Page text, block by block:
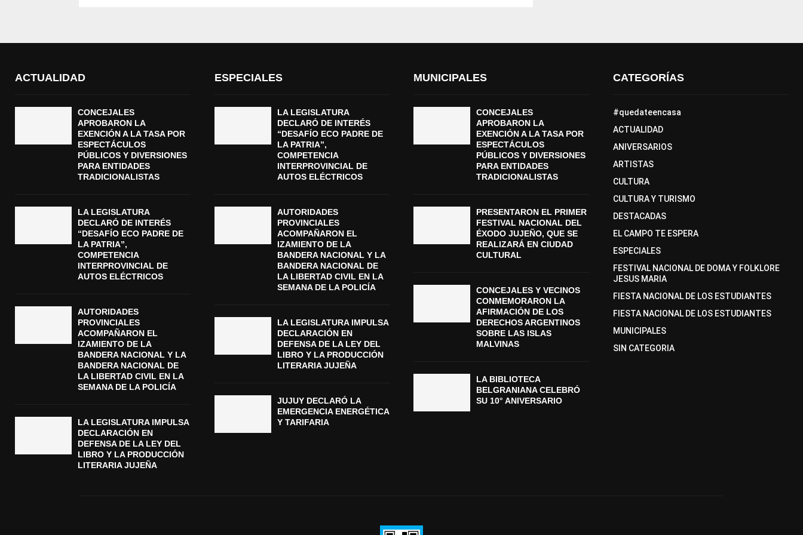
ACTUALIDAD
CONCEJALES
APROBARON LA
EXENCIÓN A LA TASA POR
ESPECTÁCULOS
PÚBLICOS Y DIVERSIONES
PARA ENTIDADES
TRADICIONALISTAS
LA LEGISLATURA
DECLARÓ DE INTERÉS
“DESAFÍO ECO PADRE DE
LA PATRIA”,
COMPETENCIA
INTERPROVINCIAL DE
AUTOS ELÉCTRICOS
AUTORIDADES
PROVINCIALES
ACOMPAÑARON EL
IZAMIENTO DE LA
BANDERA NACIONAL Y LA
BANDERA NACIONAL DE
LA LIBERTAD CIVIL EN LA
SEMANA DE LA POLICÍA
LA LEGISLATURA IMPULSA
DECLARACIÓN EN
DEFENSA DE LA LEY DEL
LIBRO Y LA PRODUCCIÓN
LITERARIA JUJEÑA
ESPECIALES
LA LEGISLATURA
DECLARÓ DE INTERÉS
“DESAFÍO ECO PADRE DE
LA PATRIA”,
COMPETENCIA
INTERPROVINCIAL DE
AUTOS ELÉCTRICOS
AUTORIDADES
PROVINCIALES
ACOMPAÑARON EL
IZAMIENTO DE LA
BANDERA NACIONAL Y LA
BANDERA NACIONAL DE
LA LIBERTAD CIVIL EN LA
SEMANA DE LA POLICÍA
LA LEGISLATURA IMPULSA
DECLARACIÓN EN
DEFENSA DE LA LEY DEL
LIBRO Y LA PRODUCCIÓN
LITERARIA JUJEÑA
JUJUY DECLARÓ LA
EMERGENCIA ENERGÉTICA
Y TARIFARIA
MUNICIPALES
CONCEJALES
APROBARON LA
EXENCIÓN A LA TASA POR
ESPECTÁCULOS
PÚBLICOS Y DIVERSIONES
PARA ENTIDADES
TRADICIONALISTAS
PRESENTARON EL PRIMER
FESTIVAL NACIONAL DEL
ÉXODO JUJEÑO, QUE SE
REALIZARÁ EN CIUDAD
CULTURAL
CONCEJALES Y VECINOS
CONMEMORARON LA
AFIRMACIÓN DE LOS
DERECHOS ARGENTINOS
SOBRE LAS ISLAS
MALVINAS
LA BIBLIOTECA
BELGRANIANA CELEBRÓ
SU 10° ANIVERSARIO
CATEGORÍAS
#quedateencasa
ACTUALIDAD
ANIVERSARIOS
ARTISTAS
CULTURA
CULTURA Y TURISMO
DESTACADAS
EL CAMPO TE ESPERA
ESPECIALES
FESTIVAL NACIONAL DE DOMA Y FOLKLORE
JESUS MARIA
FIESTA NACIONAL DE LOS ESTUDIANTES
FIESTA NACIONAL DE LOS ESTUDIANTES
MUNICIPALES
SIN CATEGORIA